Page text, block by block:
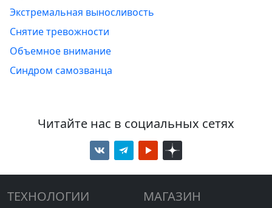
Экстремальная выносливость
Снятие тревожности
Объемное внимание
Синдром самозванца
Читайте нас в социальных сетях
ТЕХНОЛОГИИ МАГАЗИН